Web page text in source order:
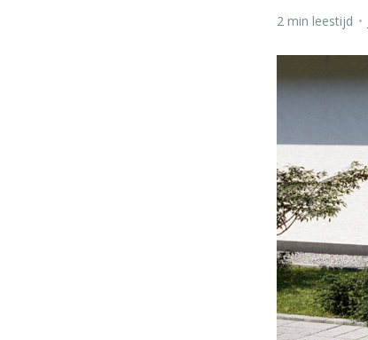
2 min leestijd •